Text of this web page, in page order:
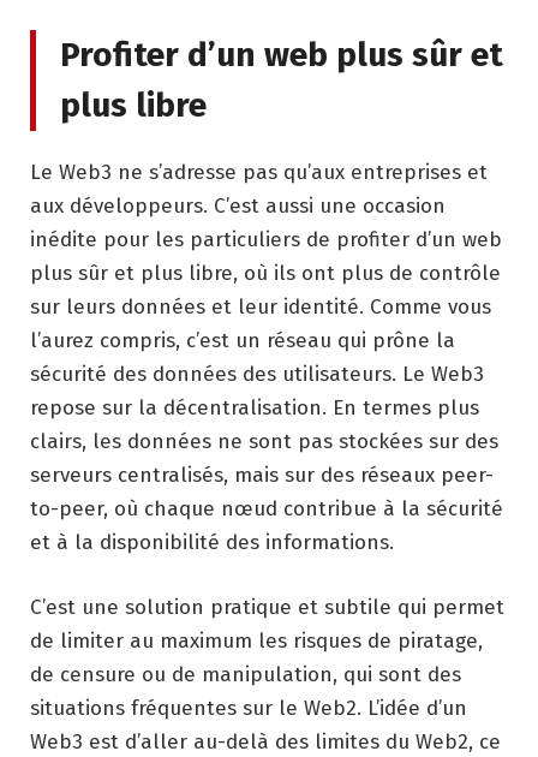
Profiter d’un web plus sûr et
plus libre
Le Web3 ne s’adresse pas qu’aux entreprises et
aux développeurs. C’est aussi une occasion
inédite pour les particuliers de profiter d’un web
plus sûr et plus libre, où ils ont plus de contrôle
sur leurs données et leur identité. Comme vous
l’aurez compris, c’est un réseau qui prône la
sécurité des données des utilisateurs. Le Web3
repose sur la décentralisation. En termes plus
clairs, les données ne sont pas stockées sur des
serveurs centralisés, mais sur des réseaux peer-
to-peer, où chaque nœud contribue à la sécurité
et à la disponibilité des informations.
C’est une solution pratique et subtile qui permet
de limiter au maximum les risques de piratage,
de censure ou de manipulation, qui sont des
situations fréquentes sur le Web2. L’idée d’un
Web3 est d’aller au-delà des limites du Web2, ce